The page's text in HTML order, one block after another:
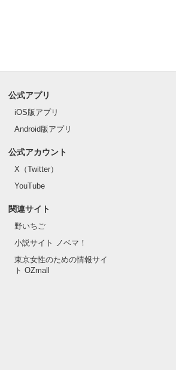
公式アプリ
iOS版アプリ
Android版アプリ
公式アカウント
X（Twitter）
YouTube
関連サイト
野いちご
小説サイト ノベマ！
東京女性のための情報サイ
ト OZmall